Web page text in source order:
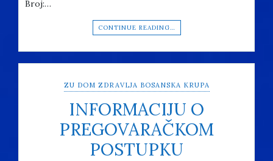
Broj:…
CONTINUE READING…
ZU DOM ZDRAVLJA BOSANSKA KRUPA
INFORMACIJU O
PREGOVARAČKOM
POSTUPKU